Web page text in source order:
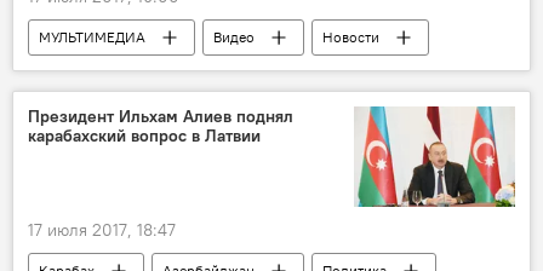
МУЛЬТИМЕДИА Видео
Новости
Новости мира
Президент Ильхам Алиев поднял
карабахский вопрос в Латвии
17 июля 2017, 18:47